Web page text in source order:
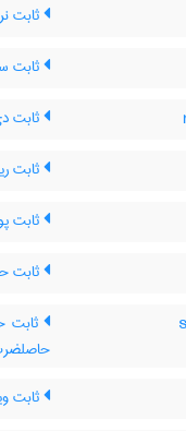
ثابت
ثابت
ثابت
ثابت
ثابت
ثابت
ثابت
ثابت